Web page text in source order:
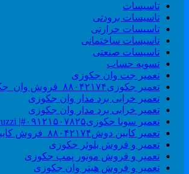
تاسیسات
تاسیسات برودتی
تاسیسات حرارتی
تاسیسات ساختمانی
تاسیسات صنعتی
تسویه حساب
تعمیر جت وان جکوزی
تعمیر جکوزی۸۸۰۴۲۱۷۴_فروش وان_جکوزی
تعمیر خرابی برد مدار وان جکوزی
تعمیر خرابی برد مدار وان جکوزی
تعمیر سونا جکوزی۰۹۱۲۱۵۰۷۸۲۵#| Sauna | Jacuzzi
تعمیر کابین دوش۸۸۰۴۲۱۷۴_فروش کابین دوش
تعمیر و فروش بلوئر جکوزی
تعمیر و فروش موتور پمپ جکوزی
تعمیر و فروش هیتر وان جکوزی